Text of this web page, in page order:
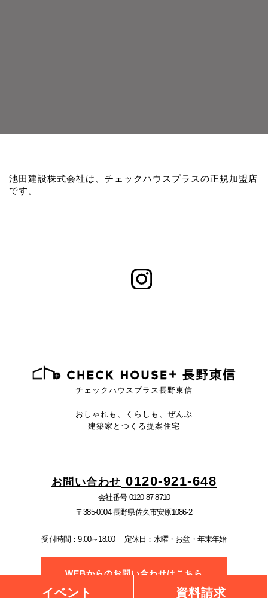
池田建設株式会社は、チェックハウスプラスの正規加盟店
です。
チェックハウスプラス長野東信
おしゃれも、くらしも、ぜんぶ
建築家とつくる提案住宅
お問い合わせ 0120-921-648
会社番号 0120-87-8710
〒385-0004 長野県佐久市安原1086-2
受付時間：9:00～18:00 定休日：水曜・お盆・年末年始
WEBからのお問い合わせはこちら
イベント 資料請求